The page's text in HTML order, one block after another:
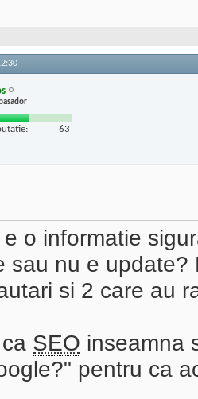
63
o informatie
sau nu e
si 2 care au
SEO inseamna
pentru ca